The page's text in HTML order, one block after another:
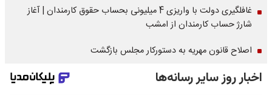
غافلگیری دولت با واریزی 4 میلیونی بحساب حقوق کارمندان | آغاز
شارژ حساب کارمندان از امشب
اصلاح قانون مهریه به دستورکار مجلس بازگشت